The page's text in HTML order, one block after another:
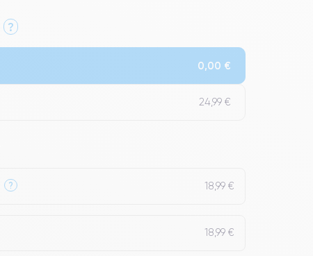
?
0,00 €
24,99 €
? 18,99 €
18,99 €